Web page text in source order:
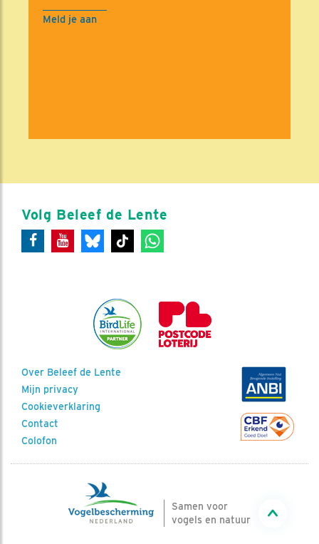
Meld je aan
Volg Beleef de Lente
Over Beleef de Lente
Mijn privacy
Cookieverklaring
Contact
Colofon
Samen voor
vogels en natuur